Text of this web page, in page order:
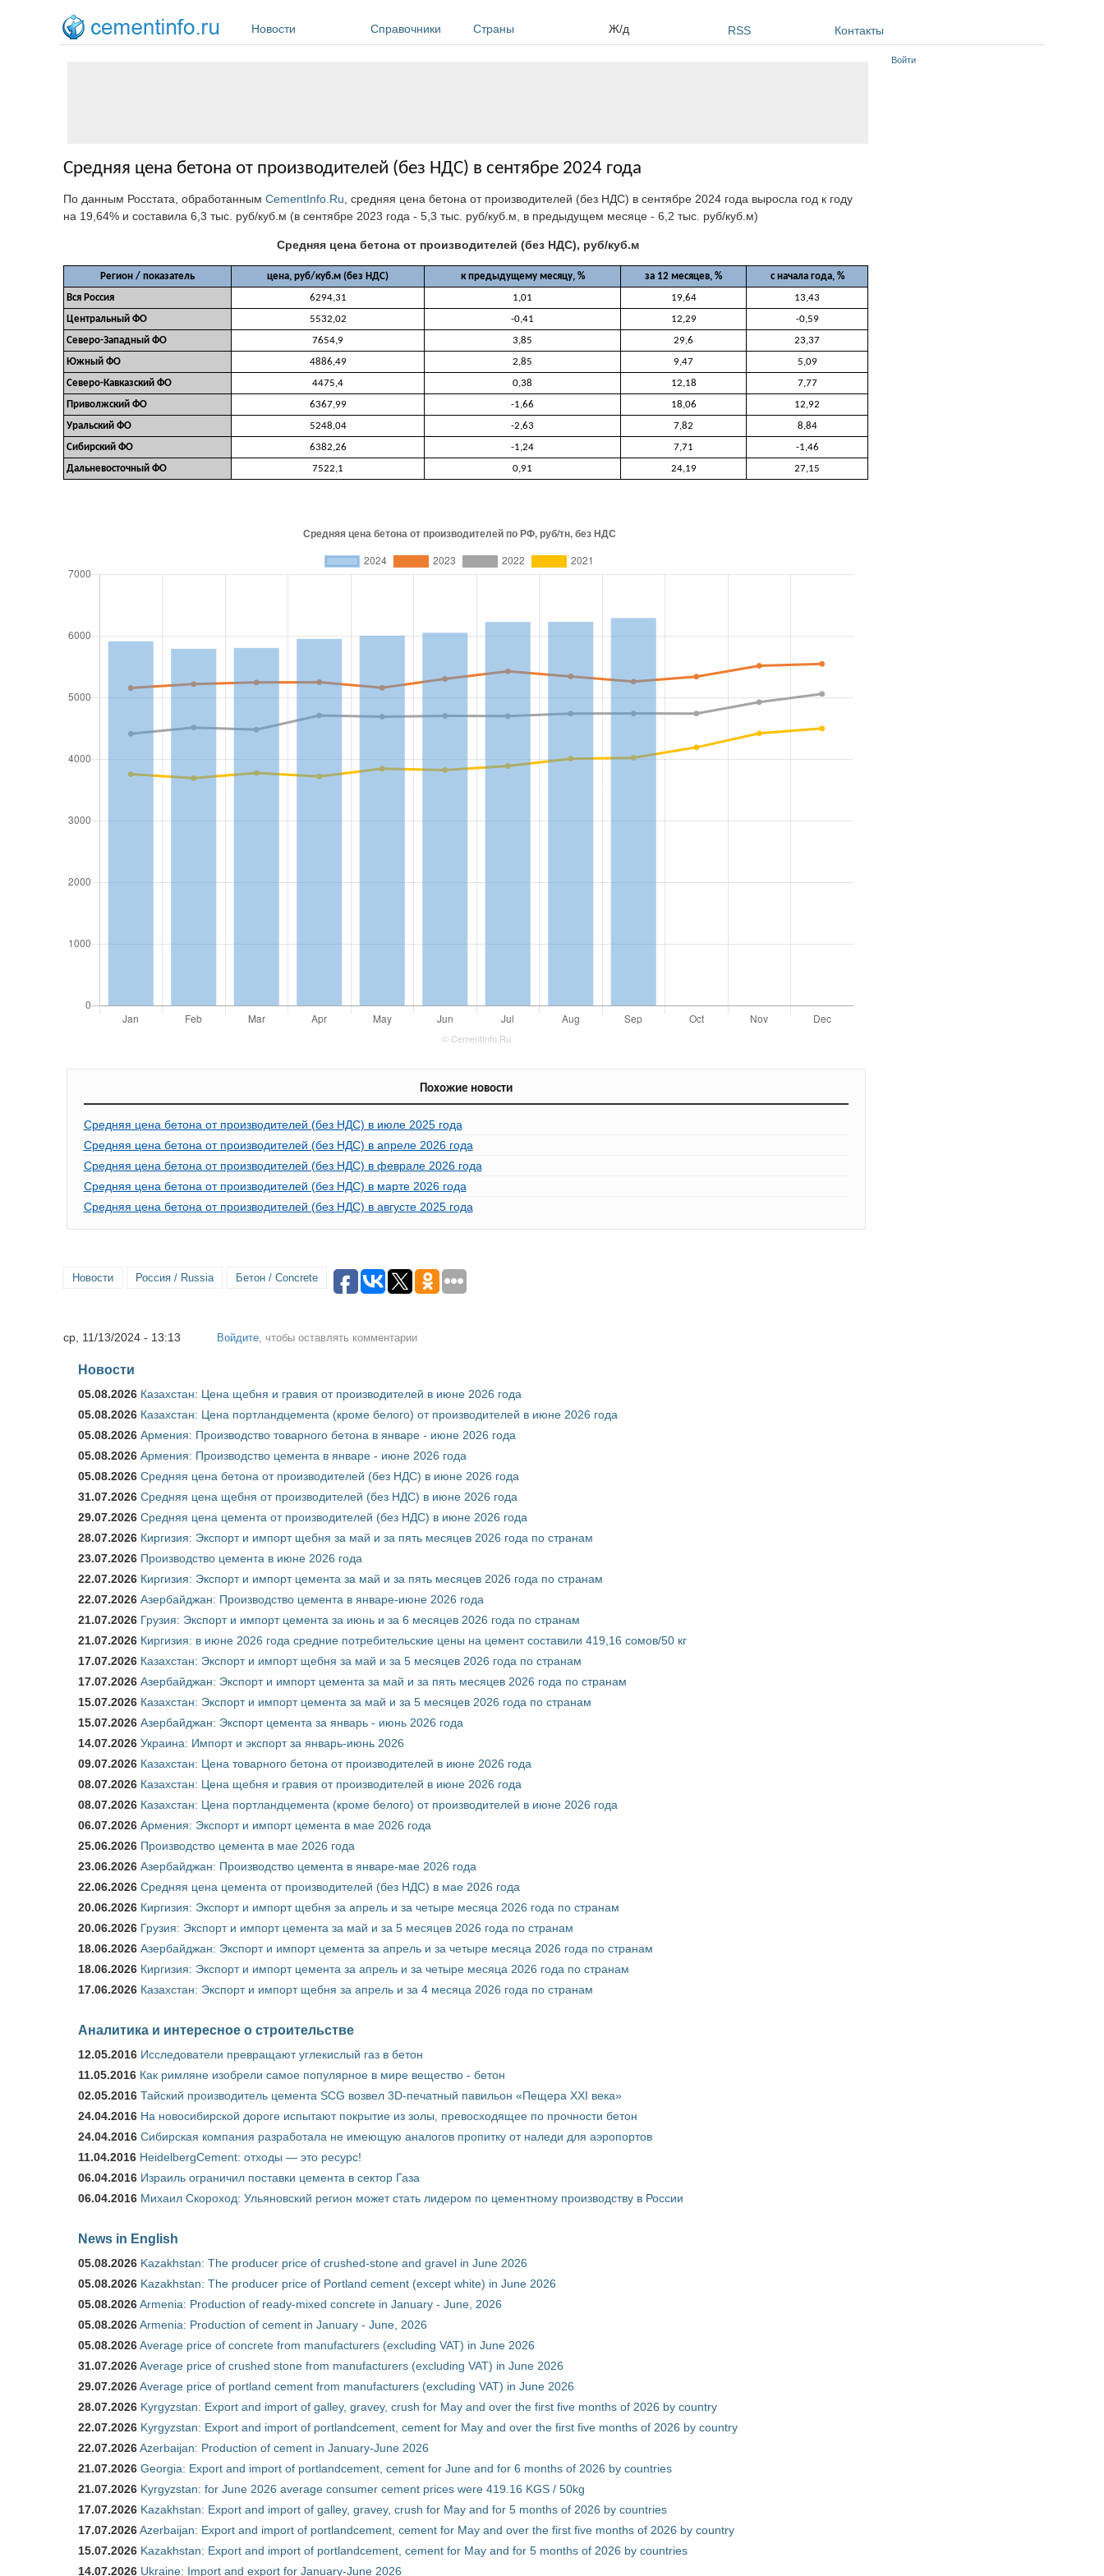
Новости
Справочники Страны Ж/д RSS Контакты
Средняя цена бетона от производителей (без НДС) в сентябре 2024 года
По данным Росстата, обработанным CementInfo.Ru , средняя цена бетона от производителей (без НДС) в сентябре 2024 года выросла год к году
на 19,64% и составила 6,3 тыс. руб/куб.м (в сентябре 2023 года - 5,3 тыс. руб/куб.м, в предыдущем месяце - 6,2 тыс. руб/куб.м)
Средняя цена бетона от производителей (без НДС), руб/куб.м
Регион / показатель цена, руб/куб.м (без НДС) к предыдущему месяцу, % за 12 месяцев, %
с начала года, %
Вся Россия
6294,31 1,01 19,64
13,43
Центральный ФО
5532,02 -0,41 12,29
-0,59
Северо-Западный ФО
7654,9 3,85 29,6
23,37
Южный ФО
4886,49 2,85 9,47
5,09
Северо-Кавказский ФО
4475,4 0,38 12,18
7,77
Приволжский ФО
6367,99 -1,66 18,06
12,92
Уральский ФО
5248,04 -2,63 7,82
8,84
Сибирский ФО
6382,26 -1,24 7,71
-1,46
Дальневосточный ФО
7522,1 0,91 24,19 27,15
Похожие новости
Средняя цена бетона от производителей (без НДС) в июле 2025 года
Средняя цена бетона от производителей (без НДС) в апреле 2026 года
Средняя цена бетона от производителей (без НДС) в феврале 2026 года
Средняя цена бетона от производителей (без НДС) в марте 2026 года
Средняя цена бетона от производителей (без НДС) в августе 2025 года
Новости Россия / Russia Бетон / Concrete
ср, 11/13/2024 - 13:13 Войдите , чтобы оставлять комментарии
Новости
05.08.2026 Казахстан: Цена щебня и гравия от производителей в июне 2026 года
05.08.2026 Казахстан: Цена портландцемента (кроме белого) от производителей в июне 2026 года
05.08.2026 Армения: Производство товарного бетона в январе - июне 2026 года
05.08.2026 Армения: Производство цемента в январе - июне 2026 года
05.08.2026 Средняя цена бетона от производителей (без НДС) в июне 2026 года
31.07.2026 Средняя цена щебня от производителей (без НДС) в июне 2026 года
29.07.2026 Средняя цена цемента от производителей (без НДС) в июне 2026 года
28.07.2026 Киргизия: Экспорт и импорт щебня за май и за пять месяцев 2026 года по странам
23.07.2026 Производство цемента в июне 2026 года
22.07.2026 Киргизия: Экспорт и импорт цемента за май и за пять месяцев 2026 года по странам
22.07.2026 Азербайджан: Производство цемента в январе-июне 2026 года
21.07.2026 Грузия: Экспорт и импорт цемента за июнь и за 6 месяцев 2026 года по странам
21.07.2026 Киргизия: в июне 2026 года средние потребительские цены на цемент составили 419,16 сомов/50 кг
17.07.2026 Казахстан: Экспорт и импорт щебня за май и за 5 месяцев 2026 года по странам
17.07.2026 Азербайджан: Экспорт и импорт цемента за май и за пять месяцев 2026 года по странам
15.07.2026 Казахстан: Экспорт и импорт цемента за май и за 5 месяцев 2026 года по странам
15.07.2026 Азербайджан: Экспорт цемента за январь - июнь 2026 года
14.07.2026 Украина: Импорт и экспорт за январь-июнь 2026
09.07.2026 Казахстан: Цена товарного бетона от производителей в июне 2026 года
08.07.2026 Казахстан: Цена щебня и гравия от производителей в июне 2026 года
08.07.2026 Казахстан: Цена портландцемента (кроме белого) от производителей в июне 2026 года
06.07.2026 Армения: Экспорт и импорт цемента в мае 2026 года
25.06.2026 Производство цемента в мае 2026 года
23.06.2026 Азербайджан: Производство цемента в январе-мае 2026 года
22.06.2026 Средняя цена цемента от производителей (без НДС) в мае 2026 года
20.06.2026 Киргизия: Экспорт и импорт щебня за апрель и за четыре месяца 2026 года по странам
20.06.2026 Грузия: Экспорт и импорт цемента за май и за 5 месяцев 2026 года по странам
18.06.2026 Азербайджан: Экспорт и импорт цемента за апрель и за четыре месяца 2026 года по странам
18.06.2026 Киргизия: Экспорт и импорт цемента за апрель и за четыре месяца 2026 года по странам
17.06.2026 Казахстан: Экспорт и импорт щебня за апрель и за 4 месяца 2026 года по странам
Аналитика и интересное о строительстве
12.05.2016 Исследователи превращают углекислый газ в бетон
11.05.2016 Как римляне изобрели самое популярное в мире вещество - бетон
02.05.2016 Тайский производитель цемента SCG возвел 3D-печатный павильон «Пещера XXI века»
24.04.2016 На новосибирской дороге испытают покрытие из золы, превосходящее по прочности бетон
24.04.2016 Сибирская компания разработала не имеющую аналогов пропитку от наледи для аэропортов
11.04.2016 HeidelbergCement: отходы — это ресурс!
06.04.2016 Израиль ограничил поставки цемента в сектор Газа
06.04.2016 Михаил Скороход: Ульяновский регион может стать лидером по цементному производству в России
News in English
05.08.2026 Kazakhstan: The producer price of crushed-stone and gravel in June 2026
05.08.2026 Kazakhstan: The producer price of Portland cement (except white) in June 2026
05.08.2026Armenia: Production of ready-mixed concrete in January - June, 2026
05.08.2026Armenia: Production of cement in January - June, 2026
05.08.2026Average price of concrete from manufacturers (excluding VAT) in June 2026
31.07.2026Average price of crushed stone from manufacturers (excluding VAT) in June 2026
29.07.2026Average price of portland cement from manufacturers (excluding VAT) in June 2026
28.07.2026 Kyrgyzstan: Export and import of galley, gravey, crush for May and over the first five months of 2026 by country
22.07.2026 Kyrgyzstan: Export and import of portlandcement, cement for May and over the first five months of 2026 by country
22.07.2026Azerbaijan: Production of cement in January-June 2026
21.07.2026 Georgia: Export and import of portlandcement, cement for June and for 6 months of 2026 by countries
21.07.2026 Kyrgyzstan: for June 2026 average consumer cement prices were 419.16 KGS / 50kg
17.07.2026 Kazakhstan: Export and import of galley, gravey, crush for May and for 5 months of 2026 by countries
17.07.2026Azerbaijan: Export and import of portlandcement, cement for May and over the first five months of 2026 by country
15.07.2026 Kazakhstan: Export and import of portlandcement, cement for May and for 5 months of 2026 by countries
14.07.2026 Ukraine: Import and export for January-June 2026
Войти